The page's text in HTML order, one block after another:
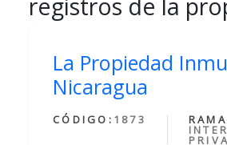
registros de la
La Propiedad
Nicaragua
CÓDIGO: 1873